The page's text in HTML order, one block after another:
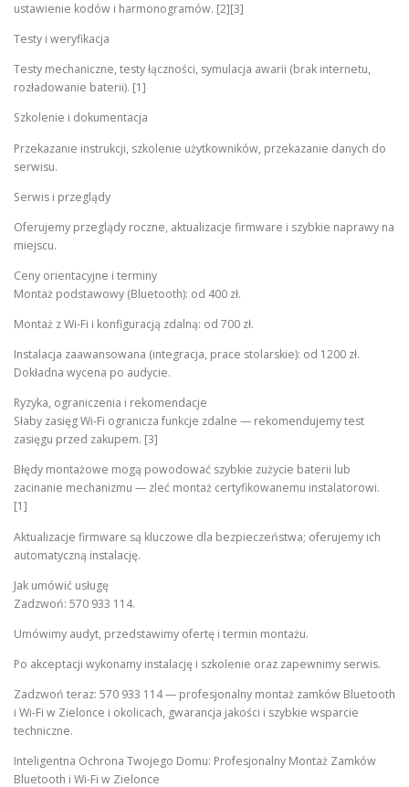
ustawienie kodów i harmonogramów. [2][3]
Testy i weryfikacja
Testy mechaniczne, testy łączności, symulacja awarii (brak internetu,
rozładowanie baterii). [1]
Szkolenie i dokumentacja
Przekazanie instrukcji, szkolenie użytkowników, przekazanie danych do
serwisu.
Serwis i przeglądy
Oferujemy przeglądy roczne, aktualizacje firmware i szybkie naprawy na
miejscu.
Ceny orientacyjne i terminy
Montaż podstawowy (Bluetooth): od 400 zł.
Montaż z Wi‑Fi i konfiguracją zdalną: od 700 zł.
Instalacja zaawansowana (integracja, prace stolarskie): od 1200 zł.
Dokładna wycena po audycie.
Ryzyka, ograniczenia i rekomendacje
Słaby zasięg Wi‑Fi ogranicza funkcje zdalne — rekomendujemy test
zasięgu przed zakupem. [3]
Błędy montażowe mogą powodować szybkie zużycie baterii lub
zacinanie mechanizmu — zleć montaż certyfikowanemu instalatorowi.
[1]
Aktualizacje firmware są kluczowe dla bezpieczeństwa; oferujemy ich
automatyczną instalację.
Jak umówić usługę
Zadzwoń: 570 933 114.
Umówimy audyt, przedstawimy ofertę i termin montażu.
Po akceptacji wykonamy instalację i szkolenie oraz zapewnimy serwis.
Zadzwoń teraz: 570 933 114 — profesjonalny montaż zamków Bluetooth
i Wi‑Fi w Zielonce i okolicach, gwarancja jakości i szybkie wsparcie
techniczne.
Inteligentna Ochrona Twojego Domu: Profesjonalny Montaż Zamków
Bluetooth i Wi-Fi w Zielonce